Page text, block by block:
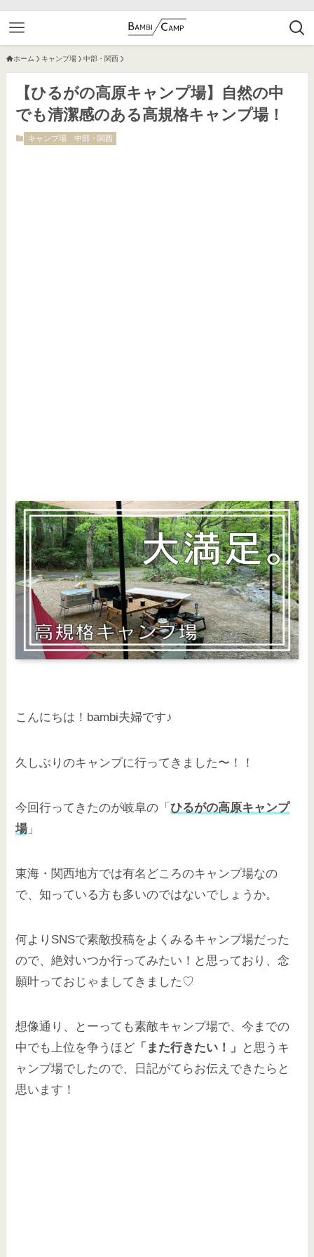
ホーム キャンプ場 中部・関西
【ひるがの高原キャンプ場】自然の中
でも清潔感のある高規格キャンプ場！
キャンプ場 中部・関西
こんにちは！bambi夫婦です♪
久しぶりのキャンプに行ってきました〜！！
今回行ってきたのが岐阜の「ひるがの高原キャンプ
場 」
東海・関西地方では有名どころのキャンプ場なの
で、知っている方も多いのではないでしょうか。
何よりSNSで素敵投稿をよくみるキャンプ場だった
ので、絶対いつか行ってみたい！と思っており、念
願叶っておじゃましてきました♡
想像通り、とーっても素敵キャンプ場で、今までの
中でも上位を争うほど 「また行きたい！」
と思うキ
ャンプ場でしたので、日記がてらお伝えできたらと
思います！